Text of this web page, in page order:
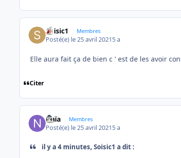
Soisic1 Membres
Posté(e) le 25 avril 20215 a
Elle aura fait ça de bien c ' est de les avoir
Citer
Naïa Membres
Posté(e) le 25 avril 20215 a
il y a 4 minutes, Soisic1 a dit :